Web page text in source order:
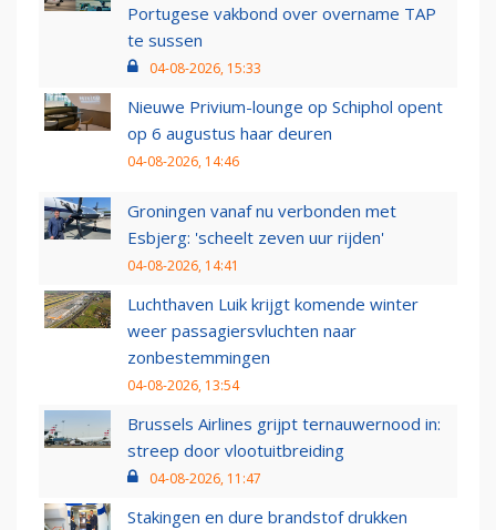
Portugese vakbond over overname TAP
te sussen
04-08-2026, 15:33
Nieuwe Privium-lounge op Schiphol opent
op 6 augustus haar deuren
04-08-2026, 14:46
Groningen vanaf nu verbonden met
Esbjerg: 'scheelt zeven uur rijden'
04-08-2026, 14:41
Luchthaven Luik krijgt komende winter
weer passagiersvluchten naar
zonbestemmingen
04-08-2026, 13:54
Brussels Airlines grijpt ternauwernood in:
streep door vlootuitbreiding
04-08-2026, 11:47
Stakingen en dure brandstof drukken